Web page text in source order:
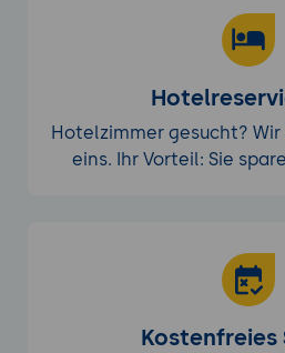
CodeCanvas. Überblick
Planung,
Backlog-Management.
Aufgabenverteilung und
Fortschrittsverfolgung:
Aufgaben erstellt,
zuweist und den
Meilensteine und
man
festlegt, um den
Termintreue
Hotelzimmer gesucht?
eins. Ihr Vorteil: Sie
Kostenfreies